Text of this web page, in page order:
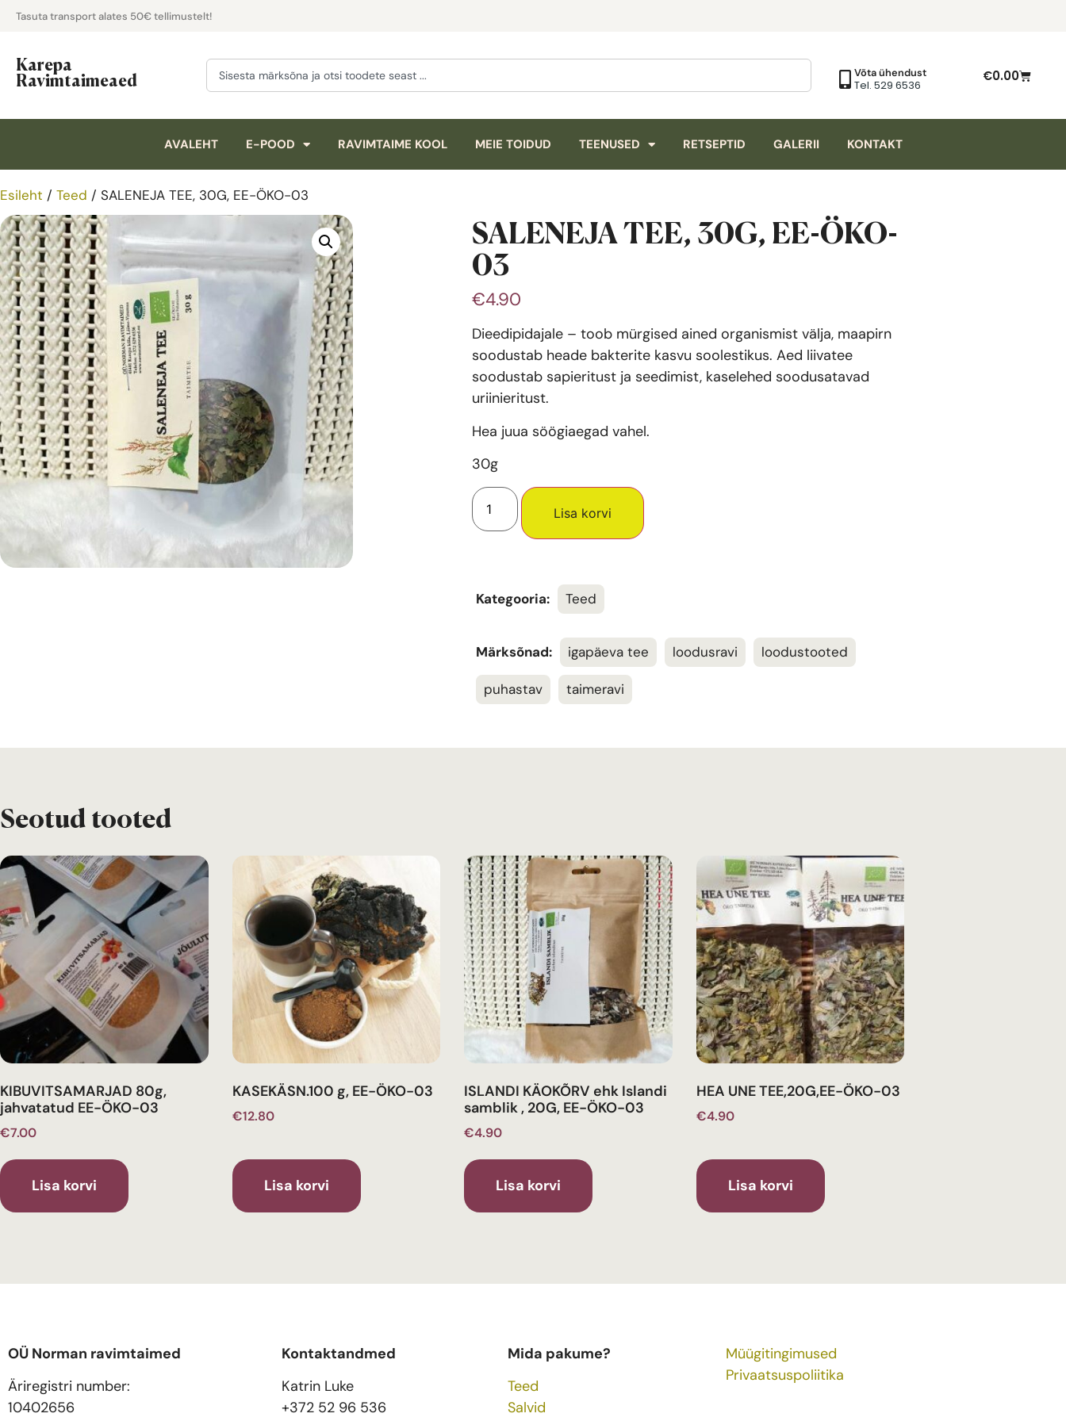
Tasuta transport alates 50€ tellimustelt!
Karepa
Ravimtaimeaed
Võta ühendust
Tel. 529 6536
€0.00
AVALEHT E-POOD RAVIMTAIME KOOL MEIE TOIDUD TEENUSED RETSEPTID GALERII KONTAKT
Esileht / Teed / SALENEJA TEE, 30G, EE-ÖKO-03
SALENEJA TEE, 30G, EE-ÖKO-
03
€4.90
Dieedipidajale – toob mürgised ained organismist välja, maapirn
soodustab heade bakterite kasvu soolestikus. Aed liivatee
soodustab sapieritust ja seedimist, kaselehed soodusatavad
uriinieritust.
Hea juua söögiaegad vahel.
30g
Lisa korvi
Kategooria: Teed
Märksõnad: igapäeva tee loodusravi loodustooted
puhastav taimeravi
Seotud tooted
KIBUVITSAMARJAD 80g,
jahvatatud EE-ÖKO-03
€7.00
Lisa korvi
KASEKÄSN.100 g, EE-ÖKO-03
€12.80
Lisa korvi
ISLANDI KÄOKÕRV ehk Islandi
samblik , 20G, EE-ÖKO-03
€4.90
Lisa korvi
HEA UNE TEE,20G,EE-ÖKO-03
€4.90
Lisa korvi
OÜ Norman ravimtaimed
Äriregistri number:
10402656
Kontaktandmed
Katrin Luke
+372 52 96 536
Mida pakume?
Teed
Salvid
Müügitingimused
Privaatsuspoliitika